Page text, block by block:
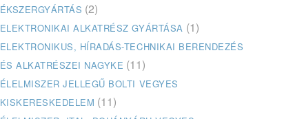
ÉKSZERGYÁRTÁS (2)
ELEKTRONIKAI ALKATRÉSZ GYÁRTÁSA (1)
ELEKTRONIKUS, HÍRADÁS-TECHNIKAI BERENDEZÉS
ÉS ALKATRÉSZEI NAGYKE (11)
ÉLELMISZER JELLEGŰ BOLTI VEGYES
KISKERESKEDELEM (11)